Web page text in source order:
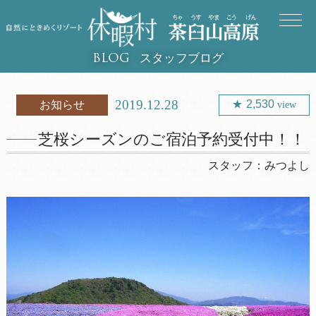
BLOG スタッフブログ
お知らせ 2019.12.28 2,530view
芝桜シーズンのご宿泊予約受付中！！
スタッフ：みつよし